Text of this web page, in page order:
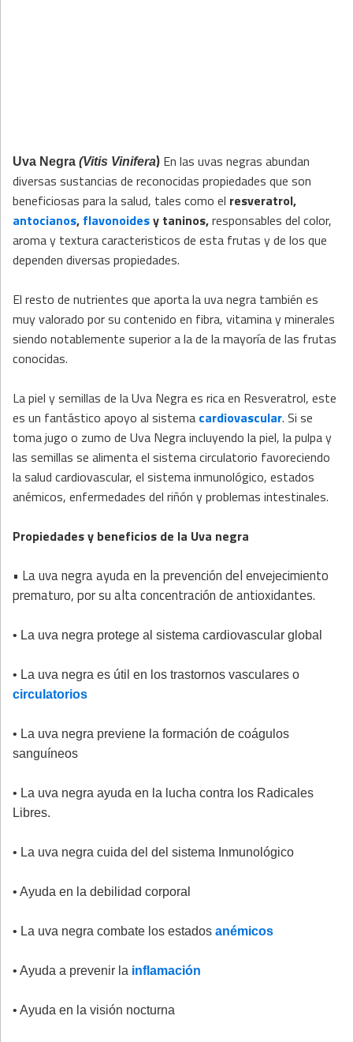
Uva Negra (Vitis Vinifera) En las uvas negras abundan
diversas sustancias de reconocidas propiedades que son
beneficiosas para la salud, tales como el resveratrol,
antocianos, flavonoidesy taninos,responsables del color,
aroma y textura caracteristicos de esta frutas y de los que
dependen diversas propiedades.
El resto de nutrientes que aporta la uva negra también es
muy valorado por su contenido en fibra, vitamina y minerales
siendo notablemente superior a la de la mayoría de las frutas
conocidas.
La piel y semillas de la Uva Negra es rica en Resveratrol, este
es un fantástico apoyo al sistema cardiovascular. Si se
toma jugo o zumo de Uva Negra incluyendo la piel, la pulpa y
las semillas se alimenta el sistema circulatorio favoreciendo
la salud cardiovascular, el sistema inmunológico, estados
anémicos, enfermedades del riñón y problemas intestinales.
Propiedades y beneficios de la Uva negra
• La uva negra ayuda en la prevención del envejecimiento
prematuro, por su alta concentración de antioxidantes.
• La uva negra protege al sistema cardiovascular global
• La uva negra es útil en los trastornos vasculares o
circulatorios
• La uva negra previene la formación de coágulos
sanguíneos
• La uva negra ayuda en la lucha contra los Radicales
Libres.
• La uva negra cuida del del sistema Inmunológico
• Ayuda en la debilidad corporal
• La uva negra combate los estados anémicos
• Ayuda a prevenir la inflamación
• Ayuda en la visión nocturna